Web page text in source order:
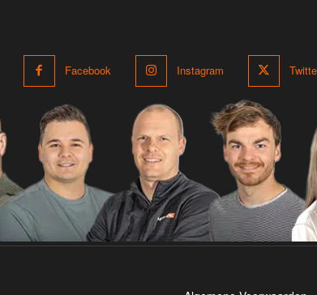
Facebook Instagram